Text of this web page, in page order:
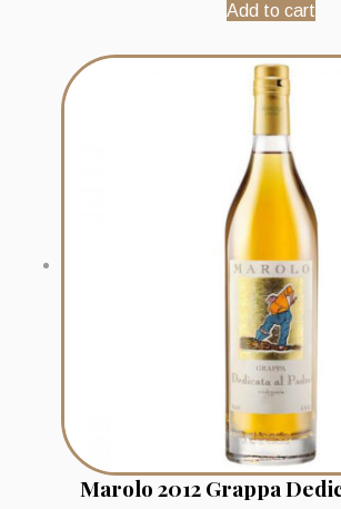
Add to cart
Marolo 2012 Grappa